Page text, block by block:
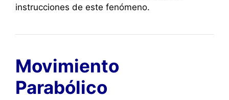
instrucciones de este fenómeno.
Movimiento
Parabólico